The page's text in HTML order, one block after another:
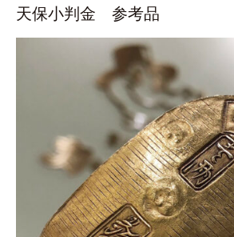
天保小判金 参考品